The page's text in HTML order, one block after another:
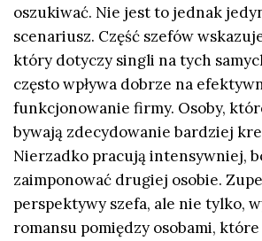
oszukiwać. Nie jest to jednak
scenariusz. Część szefów
który dotyczy singli na tych
często wpływa dobrze na
funkcjonowanie firmy. Osoby,
bywają zdecydowanie bardziej
Nierzadko pracują intensywniej,
zaimponować drugiej osobie.
perspektywy szefa, ale nie tylko,
romansu pomiędzy osobami,